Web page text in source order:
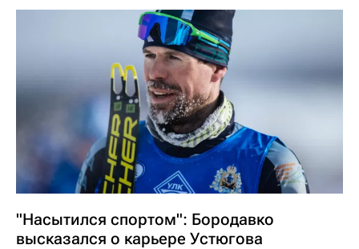
"Насытился спортом": Бородавко
высказался о карьере Устюгова